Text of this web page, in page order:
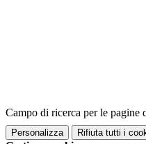
Campo di ricerca per le pagine
Personalizza Rifiuta tutti i